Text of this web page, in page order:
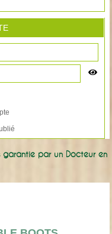
par un Docteur en